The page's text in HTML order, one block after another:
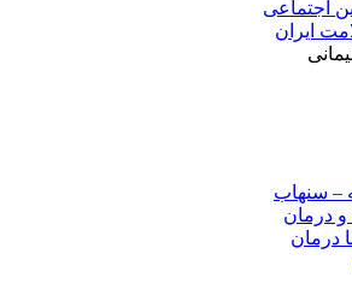
اجتماعی
ایران
– سنهاب
درمان
درمان